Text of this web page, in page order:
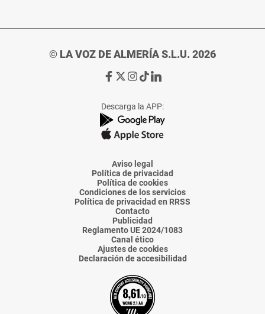
© LA VOZ DE ALMERÍA S.L.U. 2026
Ir
de
La
Voz
Almería
Ir
de
La
Voz
Almería
Ir
de
La
Voz
Almería
Ir
de
La
Voz
Almería
Ir
de
La
Voz
Descarga la APP:
Aviso legal
Política de privacidad
Política de cookies
Condiciones de los servicios
Política de privacidad en RRSS
Contacto
Publicidad
Reglamento UE 2024/1083
Canal ético
Ajustes de cookies
Declaración de accesibilidad